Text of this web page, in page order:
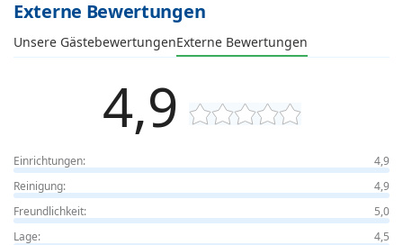
Externe Bewertungen
Unsere GästebewertungenExterne Bewertungen
4,9
Einrichtungen:
4,9
Reinigung:
4,9
Freundlichkeit:
5,0
Lage:
4,5